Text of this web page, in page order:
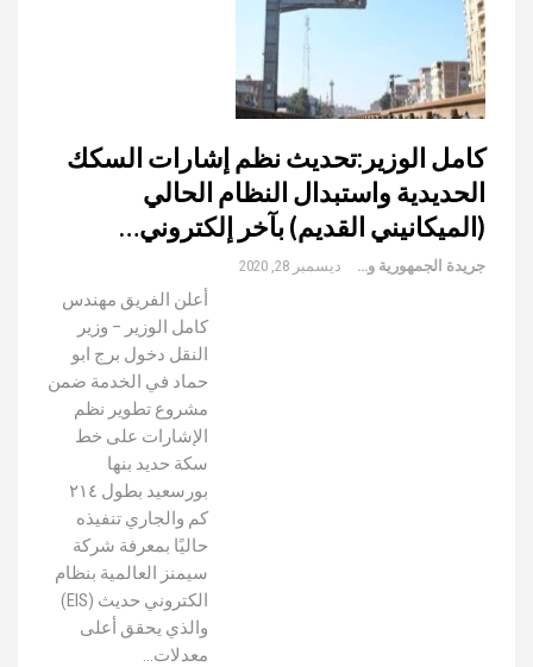
كامل الوزير:تحديث نظم إشارات السكك
الحديدية واستبدال النظام الحالي
(الميكانيني القديم) بآخر إلكتروني…
جريدة الجمهورية والعالم ديسمبر 28, 2020
أعلن الفريق مهندس
كامل الوزير – وزير
النقل دخول برج ابو
حماد في الخدمة ضمن
مشروع تطوير نظم
الإشارات على خط
سكة حديد بنها
بورسعيد بطول ٢١٤
كم والجاري تنفيذه
حاليًا بمعرفة شركة
سيمنز العالمية بنظام
الكتروني حديث (EIS)
والذي يحقق أعلى
معدلات…